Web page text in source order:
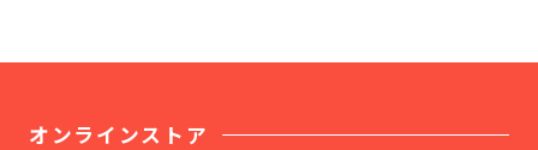
オンラインストア